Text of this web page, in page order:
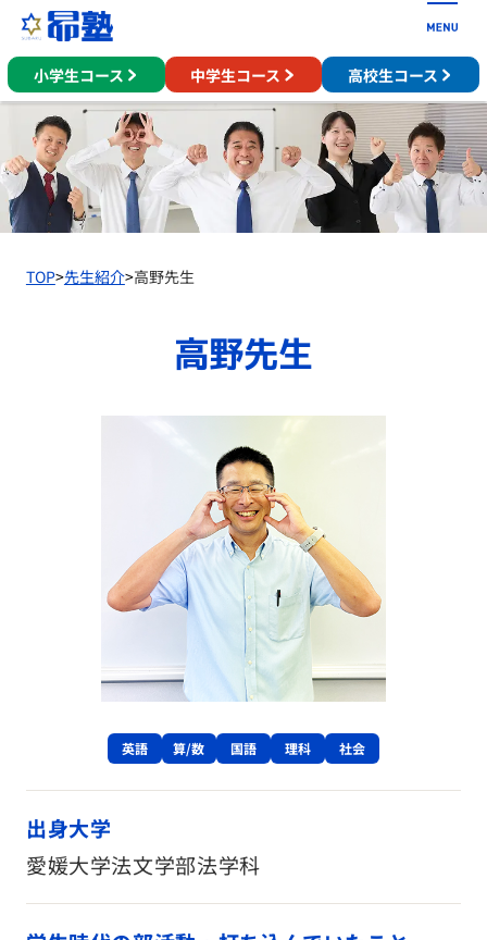
小学生コース 中学生コース 高校生コース
TOP>先生紹介>高野先生
高野先生
英語 算/数 国語 理科 社会
出身大学
愛媛大学法文学部法学科